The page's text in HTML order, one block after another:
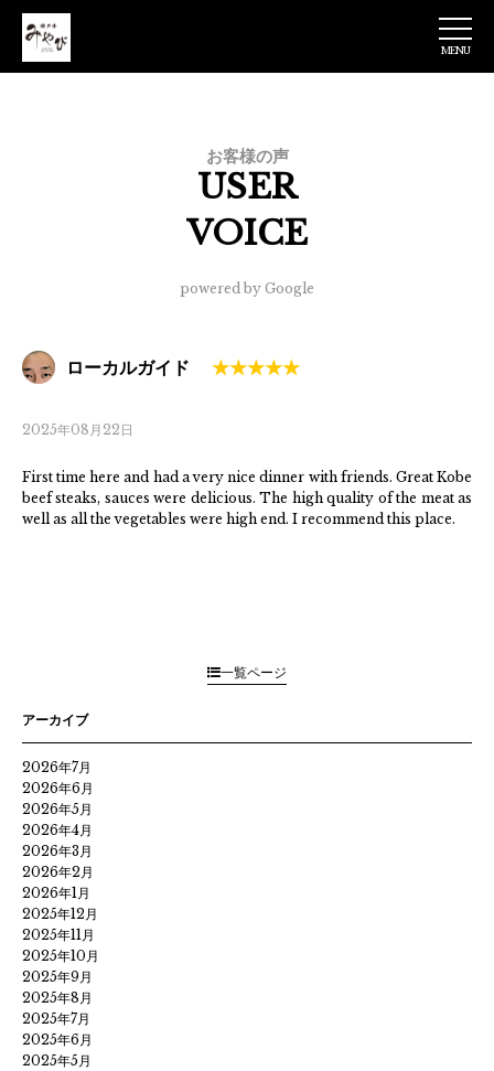
神戸牛みやび 日
MENU
お客様の声
USER
VOICE
powered by Google
ローカルガイド
2025年08月22日
First time here and had a very nice dinner with friends. Great Kobe
beef steaks, sauces were delicious. The high quality of the meat as
well as all the vegetables were high end. I recommend this place.
一覧ページ
アーカイブ
2026年7月
2026年6月
2026年5月
2026年4月
2026年3月
2026年2月
2026年1月
2025年12月
2025年11月
2025年10月
2025年9月
2025年8月
2025年7月
2025年6月
2025年5月